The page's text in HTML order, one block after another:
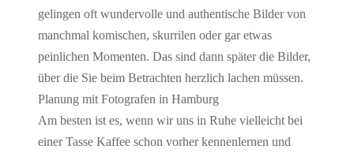
gelingen oft wundervolle und authentische Bilder von
manchmal komischen, skurrilen oder gar etwas
peinlichen Momenten. Das sind dann später die Bilder,
über die Sie beim Betrachten herzlich lachen müssen.
Planung mit Fotografen in Hamburg
Am besten ist es, wenn wir uns in Ruhe vielleicht bei
einer Tasse Kaffee schon vorher kennenlernen und